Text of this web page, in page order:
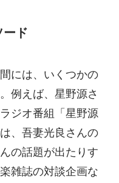
ード
には、いくつかの
例えば、星野源さ
ジオ番組「星野源
、吾妻光良さんの
の話題が出たりす
雑誌の対談企画な